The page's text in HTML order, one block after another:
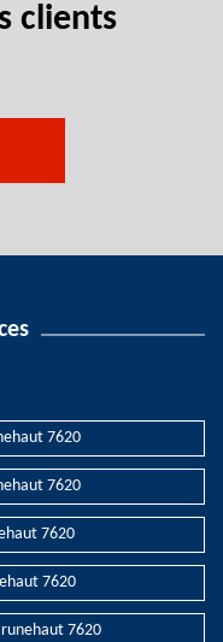
clients
7620
7620
7620
7620
7620